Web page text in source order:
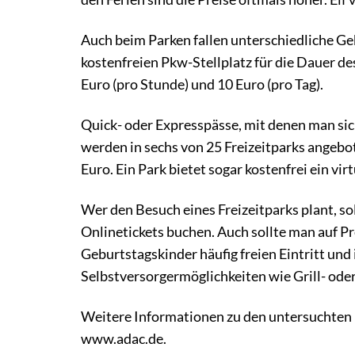
Auch beim Parken fallen unterschiedliche
kostenfreien Pkw-Stellplatz für die Dauer
Euro (pro Stunde) und 10 Euro (pro Tag).
Quick- oder Expresspässe, mit denen man
werden in sechs von 25 Freizeitparks
Euro. Ein Park bietet sogar kostenfrei ein
Wer den Besuch eines Freizeitparks plant,
Onlinetickets buchen. Auch sollte man auf
Geburtstagskinder häufig freien Eintritt und
Selbstversorgermöglichkeiten wie Grill-
Weitere Informationen zu den
www.adac.de.